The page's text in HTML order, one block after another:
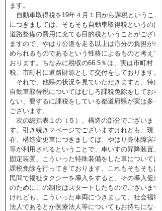
ます。
自動車取得税を19年４月１日から課税ということ
につきましては、そもそも自動車取得税というのは
道路整備の費用に充てる目的税ということがござい
ますので、やはり公道を走る以上は応分の負担が求
められるものであるという性格によるものと考えて
おります。ちなみに税収の66.5％は、実は市町村
税、市町村に道路財源として交付をしております。
それで、他県の状況を見ていただきますと、特に
自動車取得税についてはむしろ課税免除をしておら
ない、要するに課税をしている都道府県が実は多う
ございます。
次の総括表１の（５）、構造の部分でございま
す。引き続き２ページでございますけれども、現
在、構造変更車につきましては、やはり身体障害者
等が利用されるということで、車いすの昇降装置、
固定装置、こういった特殊装備をした車については
課税免除を行ってきております。これもそもそもは
民間で福祉タクシーを導入をすると、その導入促進
のためにこの制度はスタートしたものでございます
けれども、こういった車両につきまして、社会福祉
法人であるとか医療法人等についてもお持ちになっ